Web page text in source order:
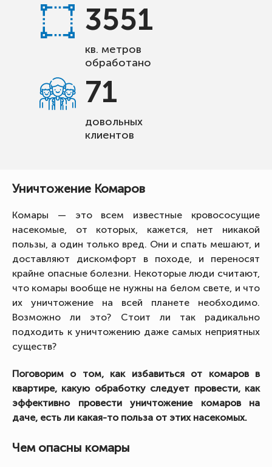
3551
кв. метров
обработано
71
довольных
клиентов
Уничтожение Комаров
Комары — это всем известные кровососущие
насекомые, от которых, кажется, нет никакой
пользы, а один только вред. Они и спать мешают, и
доставляют дискомфорт в походе, и переносят
крайне опасные болезни. Некоторые люди считают,
что комары вообще не нужны на белом свете, и что
их уничтожение на всей планете необходимо.
Возможно ли это? Стоит ли так радикально
подходить к уничтожению даже самых неприятных
существ?
Поговорим о том, как избавиться от комаров в
квартире, какую обработку следует провести, как
эффективно провести уничтожение комаров на
даче, есть ли какая-то польза от этих насекомых.
Чем опасны комары